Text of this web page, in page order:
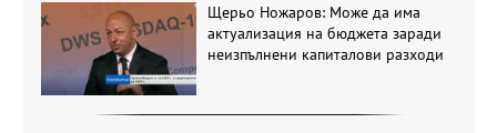
Щерьо Ножаров: Може да има
актуализация на бюджета заради
неизпълнени капиталови разходи